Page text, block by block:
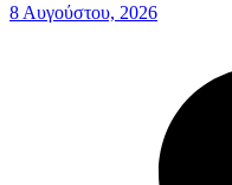
8 Αυγούστου, 2026